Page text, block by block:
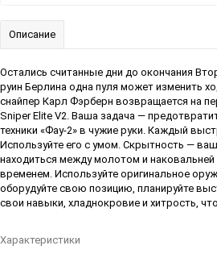
Описание
Остались считанные дни до окончания
руин Берлина одна пуля может изменить
снайпер Карл Фэрберн возвращается на
Sniper Elite V2. Ваша задача —
техники «Фау-2» в чужие руки. Каждый
Используйте его с умом. Скрытность —
находиться между молотом и наковальней
временем. Используйте оригинальное
оборудуйте свою позицию, планируйте
свои навыки, хладнокровие и хитрость,
Характеристики